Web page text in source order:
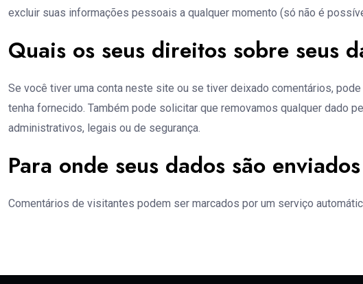
excluir suas informações pessoais a qualquer momento (só não é
Quais os seus direitos sobre seus
Se você tiver uma conta neste site ou se tiver deixado comentários,
tenha fornecido. Também pode solicitar que removamos qualquer dado
administrativos, legais ou de segurança.
Para onde seus dados são enviados
Comentários de visitantes podem ser marcados por um serviço